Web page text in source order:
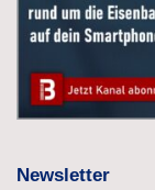
Newsletter